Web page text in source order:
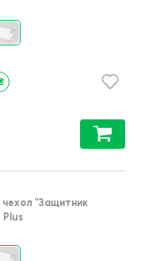
чехол "Защитник
Plus